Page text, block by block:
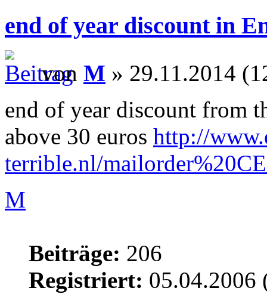
end of year discount in
von M » 29.11.2014
end of year discount from
above 30 euros http://
terrible.nl/
M
Beiträge: 206
Registriert: 05.04.2006